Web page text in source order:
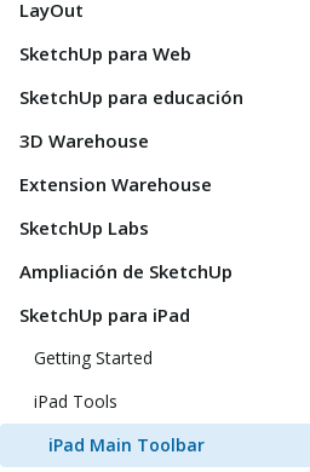
LayOut
SketchUp para Web
SketchUp para educación
3D Warehouse
Extension Warehouse
SketchUp Labs
Ampliación de SketchUp
SketchUp para iPad
Getting Started
iPad Tools
iPad Main Toolbar